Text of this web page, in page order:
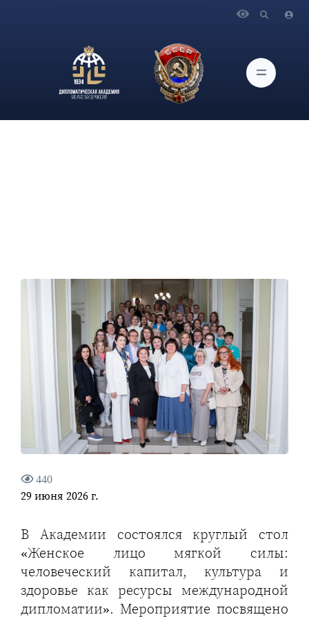
силы: человеческий капитал, культура и здоровье как
ресурсы международной дипломатии»
440
29 июня 2026 г.
В Академии состоялся круглый стол
«Женское лицо мягкой силы:
человеческий капитал, культура и
здоровье как ресурсы международной
дипломатии». Мероприятие посвящено